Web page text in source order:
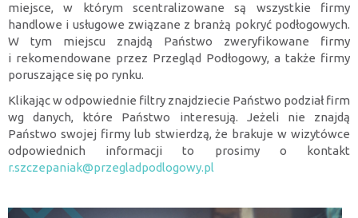
miejsce, w którym scentralizowane są wszystkie firmy
handlowe i usługowe związane z branżą pokryć podłogowych.
W tym miejscu znajdą Państwo zweryfikowane firmy
i rekomendowane przez Przegląd Podłogowy, a także firmy
poruszające się po rynku.
Klikając w odpowiednie filtry znajdziecie Państwo podział firm
wg danych, które Państwo interesują. Jeżeli nie znajdą
Państwo swojej firmy lub stwierdzą, że brakuje w wizytówce
odpowiednich informacji to prosimy o kontakt
r.szczepaniak@przegladpodlogowy.pl